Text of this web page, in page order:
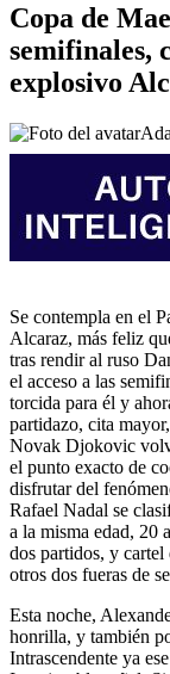
Copa de
semifinales,
explosivo
Se contempla en el
Alcaraz, más feliz
tras rendir al ruso
el acceso a las
torcida para él y
partidazo, cita
Novak Djokovic
el punto exacto de
disfrutar del
Rafael Nadal se
a la misma edad, 20
dos partidos, y
otros dos fueras de
Esta noche,
honrilla, y también
Intrascendente ya